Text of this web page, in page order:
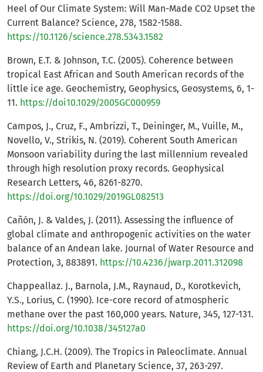
Heel of Our Climate System: Will Man-Made CO2 Upset the
Current Balance? Science, 278, 1582-1588.
https://10.1126/science.278.5343.1582
Brown, E.T. & Johnson, T.C. (2005). Coherence between
tropical East African and South American records of the
little ice age. Geochemistry, Geophysics, Geosystems, 6, 1-
11. https://doi10.1029/2005GC000959
Campos, J., Cruz, F., Ambrizzi, T., Deininger, M., Vuille, M.,
Novello, V., Strikis, N. (2019). Coherent South American
Monsoon variability during the last millennium revealed
through high resolution proxy records. Geophysical
Research Letters, 46, 8261-8270.
https://doi.org/10.1029/2019GL082513
Cañón, J. & Valdes, J. (2011). Assessing the influence of
global climate and anthropogenic activities on the water
balance of an Andean lake. Journal of Water Resource and
Protection, 3, 883891. https://10.4236/jwarp.2011.312098
Chappeallaz. J., Barnola, J.M., Raynaud, D., Korotkevich,
Y.S., Lorius, C. (1990). Ice-core record of atmospheric
methane over the past 160,000 years. Nature, 345, 127-131.
https://doi.org/10.1038/345127a0
Chiang, J.C.H. (2009). The Tropics in Paleoclimate. Annual
Review of Earth and Planetary Science, 37, 263-297.